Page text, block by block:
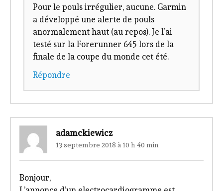
Pour le pouls irrégulier, aucune. Garmin
a développé une alerte de pouls
anormalement haut (au repos). Je l’ai
testé sur la Forerunner 645 lors de la
finale de la coupe du monde cet été.
Répondre
adamckiewicz
13 septembre 2018 à 10 h 40 min
Bonjour,